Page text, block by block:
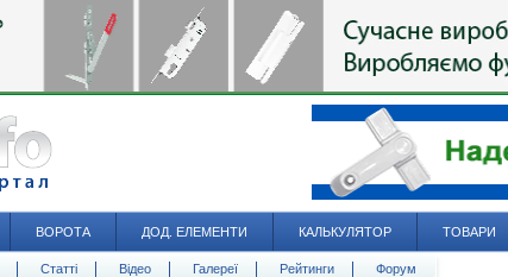
ВОРОТА ДОД. ЕЛЕМЕНТИ КАЛЬКУЛЯТОР ТОВАРИ
Статті Відео Галереї Рейтинги Форум